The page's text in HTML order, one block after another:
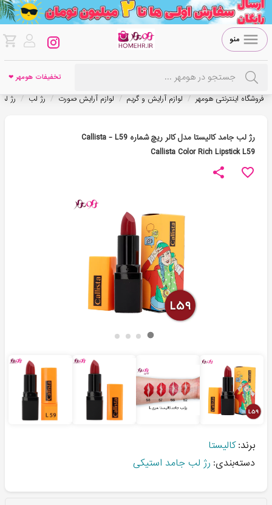
منو
تخفیفات هومهر ❤
فروشگاه اینترنتی هومهر / لوازم آرایش و گریم / لوازم آرایش صورت / رژ لب / رژ
رژ لب جامد کالیستا مدل کالر ریچ شماره Callista - L59
Callista Color Rich Lipstick L59
برند: کالیستا
دسته‌بندی: رژ لب جامد استیکی